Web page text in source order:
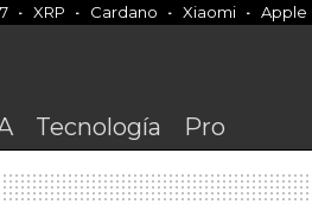
XRP Cardano Xiaomi Apple
Tecnología Pro